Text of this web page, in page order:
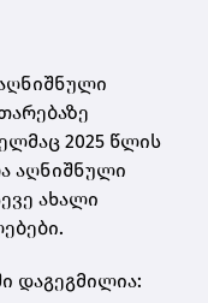
2025 წლის
აღნიშნული
ახალი
დაგეგმილია: